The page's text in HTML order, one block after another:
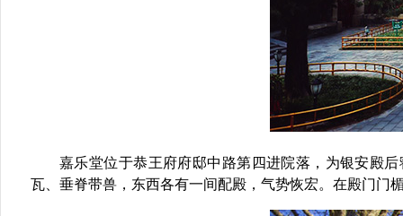
嘉乐堂位于恭王府府邸中路第四进院落，为银安殿
瓦、垂脊带兽，东西各有一间配殿，气势恢宏。在殿门门